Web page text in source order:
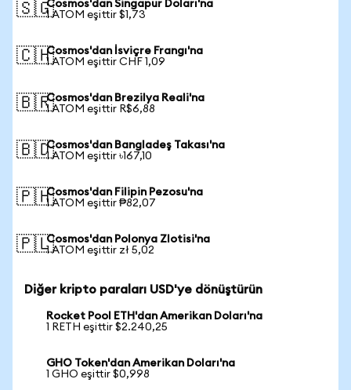
🇸🇬Cosmos'dan Singapur Doları'na
1 ATOM eşittir $1,73
🇨🇭Cosmos'dan İsviçre Frangı'na
1 ATOM eşittir CHF 1,09
🇧🇷Cosmos'dan Brezilya Reali'na
1 ATOM eşittir R$6,88
🇧🇩Cosmos'dan Bangladeş Takası'na
1 ATOM eşittir ৳167,10
🇵🇭Cosmos'dan Filipin Pezosu'na
1 ATOM eşittir ₱82,07
🇵🇱Cosmos'dan Polonya Zlotisi'na
1 ATOM eşittir zł 5,02
Diğer kripto paraları USD'ye dönüştürün
Rocket Pool ETH'dan Amerikan Doları'na
1 RETH eşittir $2.240,25
GHO Token'dan Amerikan Doları'na
1 GHO eşittir $0,998